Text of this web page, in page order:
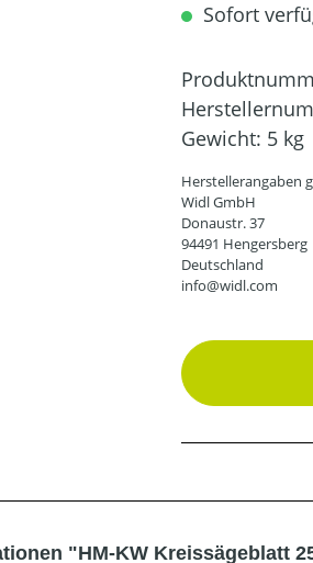
Sofort
Gewicht: 5 kg
Herstellerangaben
Widl GmbH
Donaustr. 37
94491 Hengersberg
Deutschland
info@widl.com
"HM-KW Kreissägeblatt